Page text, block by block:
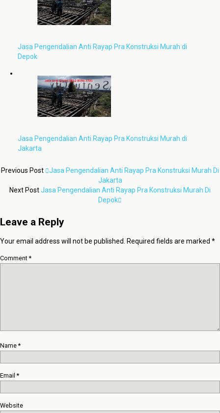
Jasa Pengendalian Anti Rayap Pra Konstruksi Murah di
Depok
Jasa Pengendalian Anti Rayap Pra Konstruksi Murah di
Jakarta
Previous Post
Jasa Pengendalian Anti Rayap Pra Konstruksi Murah Di
Jakarta
Next PostJasa Pengendalian Anti Rayap Pra Konstruksi Murah Di
Depok
Leave a Reply
Your email address will not be published. Required fields are marked *
Comment*
Name*
Email*
Website